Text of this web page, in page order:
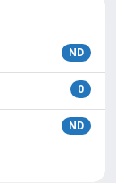
ND
0
ND